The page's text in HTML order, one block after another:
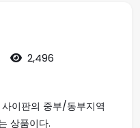
2,496
이판의 중부/동부지역
상품이다.